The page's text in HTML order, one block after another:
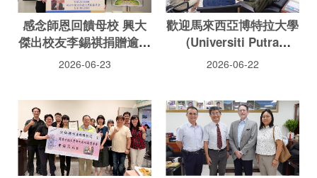
感念師恩回饋母校 興大
傑出校友李錫祺捐贈逾千
萬元獎助學金
2026-06-23
歡迎馬來西亞博特拉大學
(Universiti Putra
Malaysia) Awis Qurni
RAHMAN副教授等一行
蒞院
2026-06-22